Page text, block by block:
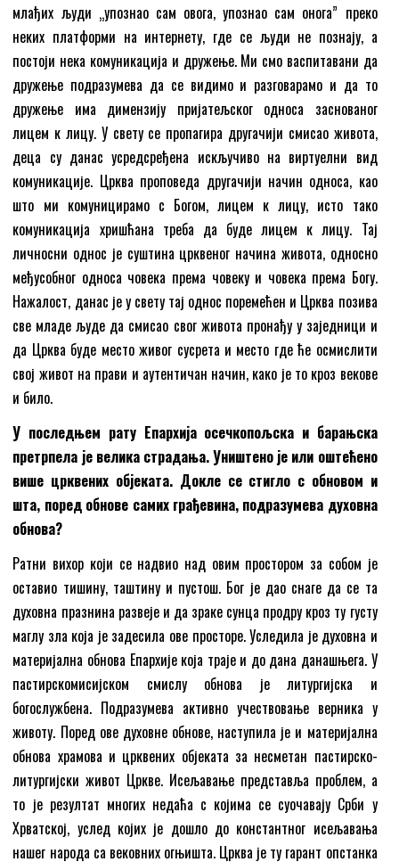
млађих људи „упознао сам овога, упознао сам онога” преко
неких платформи на интернету, где се људи не познају, а
постоји нека комуникација и дружење. Ми смо васпитавани да
дружење подразумева да се видимо и разговарамо и да то
дружење има димензију пријатељског односа заснованог
лицем к лицу. У свету се пропагира другачији смисао живота,
деца су данас усредсређена искључиво на виртуелни вид
комуникације. Црква проповеда другачији начин односа, као
што ми комуницирамо с Богом, лицем к лицу, исто тако
комуникација хришћана треба да буде лицем к лицу. Тај
личносни однос је суштина црквеног начина живота, односно
међусобног односа човека према човеку и човека према Богу.
Нажалост, данас је у свету тај однос поремећен и Црква позива
све младе људе да смисао свог живота пронађу у заједници и
да Црква буде место живог сусрета и место где ће осмислити
свој живот на прави и аутентичан начин, како је то кроз векове
и било.
У последњем рату Епархија осечкопољска и барањска
претрпела је велика страдања. Уништено је или оштећено
више црквених објеката. Докле се стигло с обновом и
шта, поред обнове самих грађевина, подразумева духовна
обнова?
Ратни вихор који се надвио над овим простором за собом је
оставио тишину, таштину и пустош. Бог је дао снаге да се та
духовна празнина развеје и да зраке сунца продру кроз ту густу
маглу зла која је задесила ове просторе. Уследила је духовна и
материјална обнова Епархије која траје и до дана данашњега. У
пастирскомисијском смислу обнова је литургијска и
богослужбена. Подразумева активно учествовање верника у
животу. Поред ове духовне обнове, наступила је и материјална
обнова храмова и црквених објеката за несметан пастирско-
литургијски живот Цркве. Исељавање представља проблем, а
то је резултат многих недаћа с којима се суочавају Срби у
Хрватској, услед којих је дошло до константног исељавања
нашег народа са вековних огњишта. Црква је ту гарант опстанка